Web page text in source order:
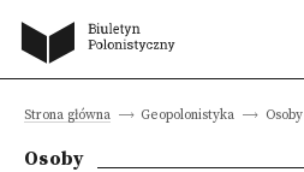
Strona główna Geopolonistyka Osoby
Osoby